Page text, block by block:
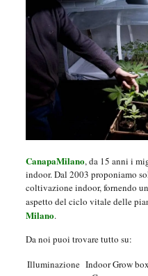
CanapaMilano, da 15 anni i
indoor. Dal 2003 proponiamo
coltivazione indoor, fornendo
aspetto del ciclo vitale delle
Milano.
Da noi puoi trovare tutto su:
Illuminazione Indoor Grow box